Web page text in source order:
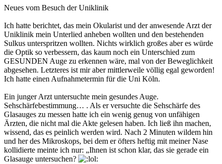
Neues vom Besuch der Uniklinik
Ich hatte berichtet, das mein Okularist und der anwesende Arzt der
Uniklinik mein Unterlied anheben wollten und den bestehenden
Sulkus unterspritzen wollten. Nichts wirklich großes aber es würde
die Optik so verbessern, das kaum noch ein Unterschied zum
GESUNDEN Auge zu erkennen wäre, mal von der Beweglichkeit
abgesehen. Letzteres ist mir aber mittlerweile völlig egal geworden!
Ich hatte einen Aufnahmetermin für die Uni Köln.
Ein junger Arzt untersuchte mein gesundes Auge.
Sehschärfebestimmung… . Als er versuchte die Sehschärfe des
Glasauges zu messen hatte ich ein wenig genug von unfähigen
Ärzten, die nicht mal die Akte gelesen haben. Ich ließ ihn machen,
wissend, das es peinlich werden wird. Nach 2 Minuten wildem hin
und her des Mikroskops, bei dem er öfters heftig mit meiner Nase
kollidierte meinte ich nur: „Ihnen ist schon klar, das sie gerade ein
Glasauge untersuchen?